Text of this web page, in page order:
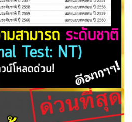
ระดับชาติ NT ชั้นประถมศึกษาปีที่